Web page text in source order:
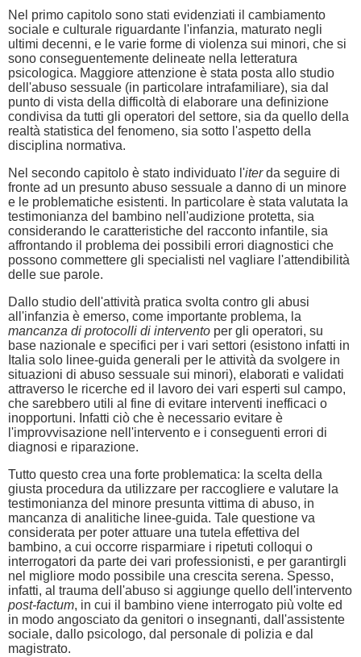
Nel primo capitolo sono stati evidenziati il cambiamento
sociale e culturale riguardante l'infanzia, maturato negli
ultimi decenni, e le varie forme di violenza sui minori, che si
sono conseguentemente delineate nella letteratura
psicologica. Maggiore attenzione è stata posta allo studio
dell'abuso sessuale (in particolare intrafamiliare), sia dal
punto di vista della difficoltà di elaborare una definizione
condivisa da tutti gli operatori del settore, sia da quello della
realtà statistica del fenomeno, sia sotto l'aspetto della
disciplina normativa.
Nel secondo capitolo è stato individuato l'iterda seguire di
fronte ad un presunto abuso sessuale a danno di un minore
e le problematiche esistenti. In particolare è stata valutata la
testimonianza del bambino nell'audizione protetta, sia
considerando le caratteristiche del racconto infantile, sia
affrontando il problema dei possibili errori diagnostici che
possono commettere gli specialisti nel vagliare l'attendibilità
delle sue parole.
Dallo studio dell'attività pratica svolta contro gli abusi
all'infanzia è emerso, come importante problema, la
mancanza di protocolli di intervento per gli operatori, su
base nazionale e specifici per i vari settori (esistono infatti in
Italia solo linee-guida generali per le attività da svolgere in
situazioni di abuso sessuale sui minori), elaborati e validati
attraverso le ricerche ed il lavoro dei vari esperti sul campo,
che sarebbero utili al fine di evitare interventi inefficaci o
inopportuni. Infatti ciò che è necessario evitare è
l'improvvisazione nell'intervento e i conseguenti errori di
diagnosi e riparazione.
Tutto questo crea una forte problematica: la scelta della
giusta procedura da utilizzare per raccogliere e valutare la
testimonianza del minore presunta vittima di abuso, in
mancanza di analitiche linee-guida. Tale questione va
considerata per poter attuare una tutela effettiva del
bambino, a cui occorre risparmiare i ripetuti colloqui o
interrogatori da parte dei vari professionisti, e per garantirgli
nel migliore modo possibile una crescita serena. Spesso,
infatti, al trauma dell'abuso si aggiunge quello dell'intervento
post-factum, in cui il bambino viene interrogato più volte ed
in modo angosciato da genitori o insegnanti, dall'assistente
sociale, dallo psicologo, dal personale di polizia e dal
magistrato.